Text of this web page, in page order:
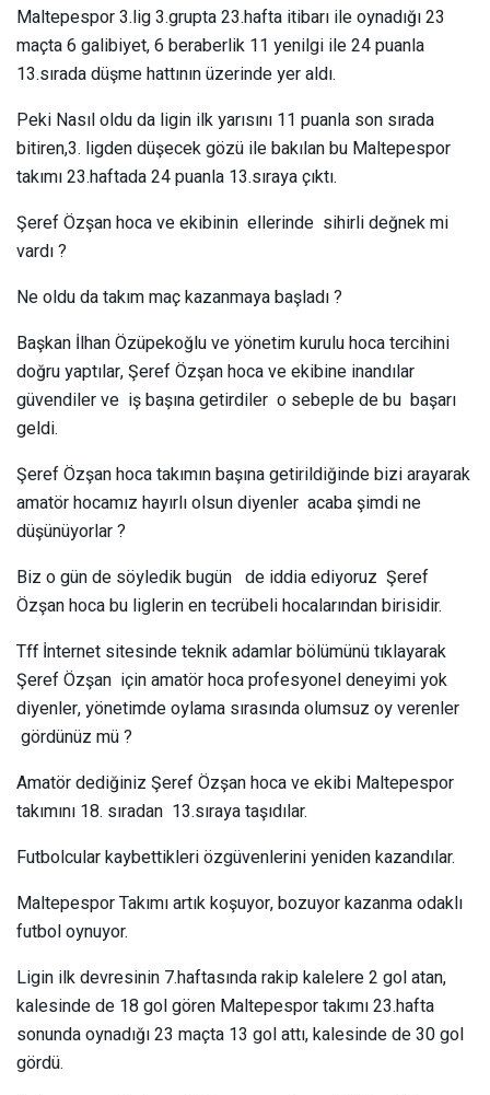
Maltepespor 3.lig 3.grupta 23.hafta itibarı ile oynadığı 23
maçta 6 galibiyet, 6 beraberlik 11 yenilgi ile 24 puanla
13.sırada düşme hattının üzerinde yer aldı.
Peki Nasıl oldu da ligin ilk yarısını 11 puanla son sırada
bitiren,3. ligden düşecek gözü ile bakılan bu Maltepespor
takımı 23.haftada 24 puanla 13.sıraya çıktı.
Şeref Özşan hoca ve ekibinin ellerinde sihirli değnek mi
vardı ?
Ne oldu da takım maç kazanmaya başladı ?
Başkan İlhan Özüpekoğlu ve yönetim kurulu hoca tercihini
doğru yaptılar, Şeref Özşan hoca ve ekibine inandılar
güvendiler ve iş başına getirdiler o sebeple de bu başarı
geldi.
Şeref Özşan hoca takımın başına getirildiğinde bizi arayarak
amatör hocamız hayırlı olsun diyenler acaba şimdi ne
düşünüyorlar ?
Biz o gün de söyledik bugün de iddia ediyoruz Şeref
Özşan hoca bu liglerin en tecrübeli hocalarından birisidir.
Tff İnternet sitesinde teknik adamlar bölümünü tıklayarak
Şeref Özşan için amatör hoca profesyonel deneyimi yok
diyenler, yönetimde oylama sırasında olumsuz oy verenler
gördünüz mü ?
Amatör dediğiniz Şeref Özşan hoca ve ekibi Maltepespor
takımını 18. sıradan 13.sıraya taşıdılar.
Futbolcular kaybettikleri özgüvenlerini yeniden kazandılar.
Maltepespor Takımı artık koşuyor, bozuyor kazanma odaklı
futbol oynuyor.
Ligin ilk devresinin 7.haftasında rakip kalelere 2 gol atan,
kalesinde de 18 gol gören Maltepespor takımı 23.hafta
sonunda oynadığı 23 maçta 13 gol attı, kalesinde de 30 gol
gördü.